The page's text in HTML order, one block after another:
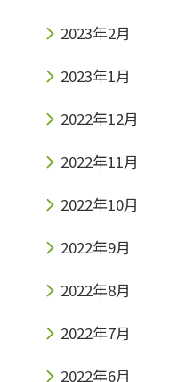
2023年2月
2023年1月
2022年12月
2022年11月
2022年10月
2022年9月
2022年8月
2022年7月
2022年6月